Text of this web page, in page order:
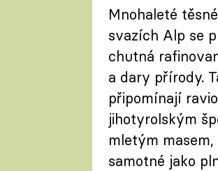
Mnohaleté
svazích Alp se
chutná
a dary přírody.
připomínají
jihotyrolským
mletým
samotné jako